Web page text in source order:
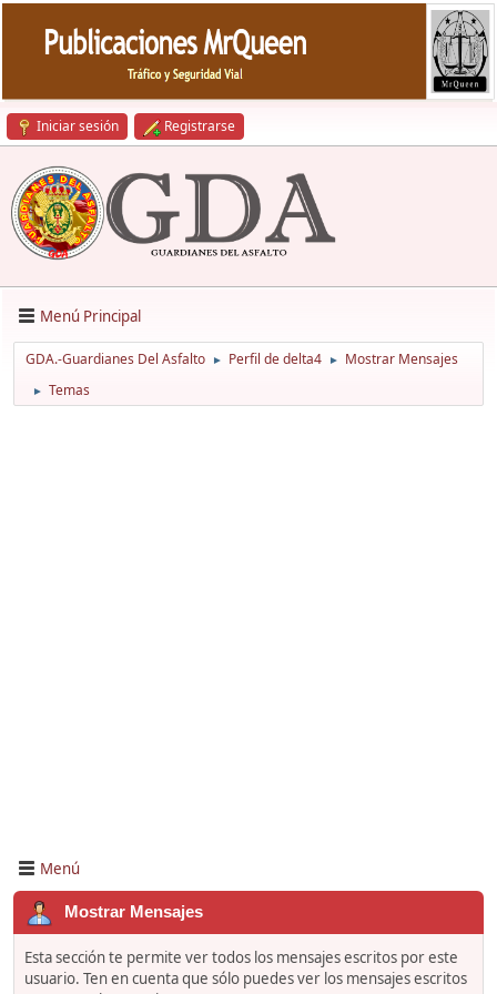
Iniciar sesión Registrarse
Menú Principal
GDA.-Guardianes Del Asfalto ► Perfil de delta4 ► Mostrar Mensajes
► Temas
Menú
Mostrar Mensajes
Esta sección te permite ver todos los mensajes escritos por este
usuario. Ten en cuenta que sólo puedes ver los mensajes escritos